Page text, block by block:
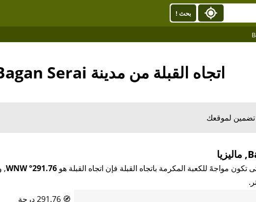
بحث !
اتجاه القبلة من مدينة Bagan Serai
تضمين لموقعك
291.76° WNW
🧭